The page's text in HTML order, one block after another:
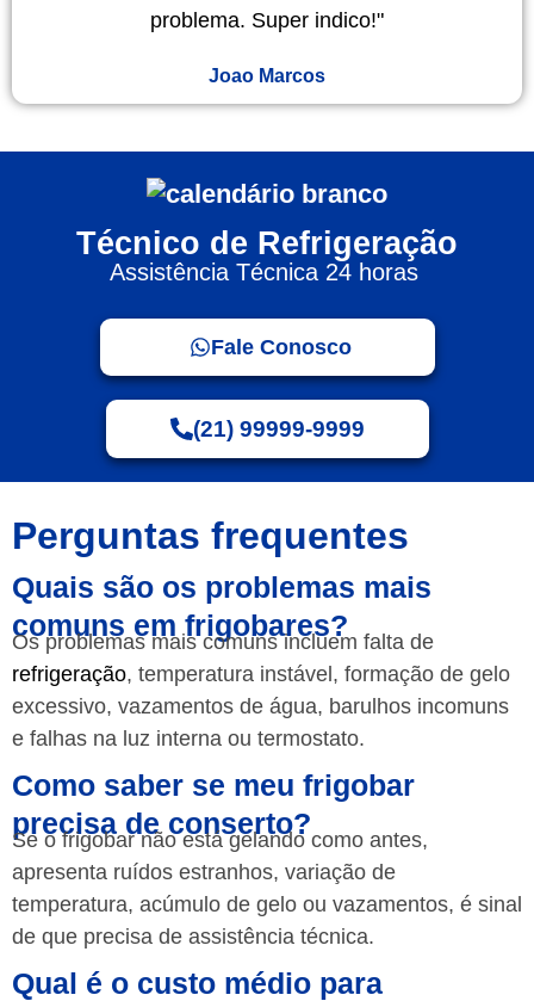
problema. Super indico!"
Joao Marcos
Técnico de Refrigeração
Assistência Técnica 24 horas
Fale Conosco
(21) 99999-9999
Perguntas frequentes
Quais são os problemas mais
comuns em frigobares?
Os problemas mais comuns incluem falta de
refrigeração, temperatura instável, formação de gelo
excessivo, vazamentos de água, barulhos incomuns
e falhas na luz interna ou termostato.
Como saber se meu frigobar
precisa de conserto?
Se o frigobar não está gelando como antes,
apresenta ruídos estranhos, variação de
temperatura, acúmulo de gelo ou vazamentos, é sinal
de que precisa de assistência técnica.
Qual é o custo médio para